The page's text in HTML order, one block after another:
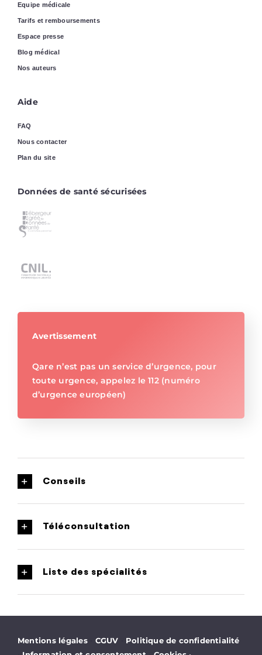
Equipe médicale
Tarifs et remboursements
Espace presse
Blog médical
Nos auteurs
Aide
FAQ
Nous contacter
Plan du site
Données de santé sécurisées
Avertissement
Qare n’est pas un service d’urgence, pour
toute urgence, appelez le 112 (numéro
d’urgence européen)
Conseils
Téléconsultation
Liste des spécialités
Mentions légales CGUV Politique de confidentialité